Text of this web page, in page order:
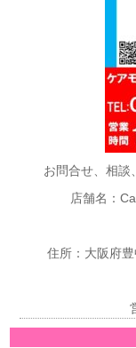
お問合せ、相談
店舗名：
住所：大阪府